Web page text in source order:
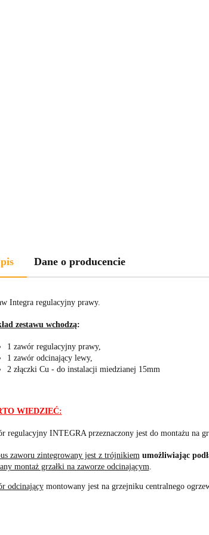
Dane o producencie
Integra regulacyjny prawy.
zestawu wchodzą:
1 zawór regulacyjny prawy,
1 zawór odcinający lewy,
2 złączki Cu - do instalacji miedzianej 15mm
WIEDZIEĆ:
regulacyjny INTEGRA przeznaczony jest do montażu na
zaworu zintegrowany jest z trójnikiem umożliwiając
montaż grzałki na zaworze odcinającym.
odcinającymontowany jest na grzejniku centralnego